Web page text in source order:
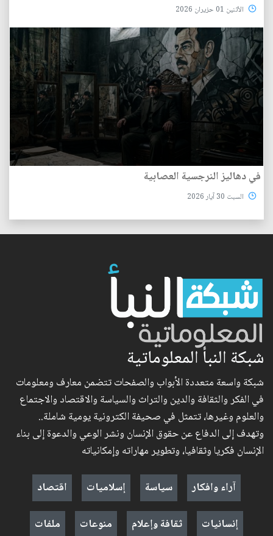
الأثنين 01 حزيران 2026
في دهاليز النرجسية العصابية
السبت 30 آيار 2026
شبكة النبأ المعلوماتية
شبكة واسعة متعددة الأبواب والصفحات تتضمن معارف ومعلومات
في الفكر والثقافة والدين والتراث والسياسة والاقتصاد والاجتماع
والعلوم وغيرها، تتمثل في صحيفة الكترونية يومية شاملة..
وتهدف إلى الدفاع عن حقوق الإنسان ونشر الوعي والدعوة إلى بناء
الإنسان فكريا وثقافيا، وتطوير مهاراته وإمكانياته
آراء وافكار
سياسة إسلاميات
اقتصاد
إنسانيات
ثقافة وإعلام منوعات ملفات